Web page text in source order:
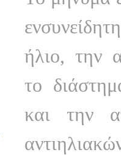
ήλιο, την
το
και την